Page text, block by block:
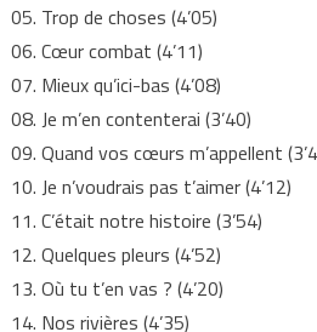
05. Trop de choses (4’05)
06. Cœur combat (4’11)
07. Mieux qu’ici-bas (4’08)
08. Je m’en contenterai (3’40)
09. Quand vos cœurs m’appellent
10. Je n’voudrais pas t’aimer (4’12)
11. C’était notre histoire (3’54)
12. Quelques pleurs (4’52)
13. Où tu t’en vas ? (4’20)
14. Nos rivières (4’35)